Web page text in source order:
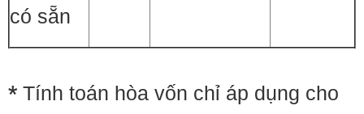
có sẵn
* Tính toán hòa vốn chỉ áp dụng cho